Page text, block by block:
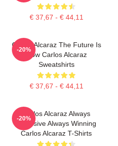
€ 37,67 - € 44,11
Carlos Alcaraz The Future Is
Now Carlos Alcaraz
Sweatshirts
€ 37,67 - € 44,11
-20%
Carlos Alcaraz Always
Explosive Always Winning
Carlos Alcaraz T-Shirts
-20%